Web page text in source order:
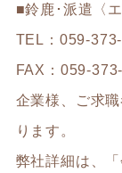
■鈴鹿･派遣〈
TEL：059-
FAX：059-
企業様、ご求
ります。
弊社詳細は、